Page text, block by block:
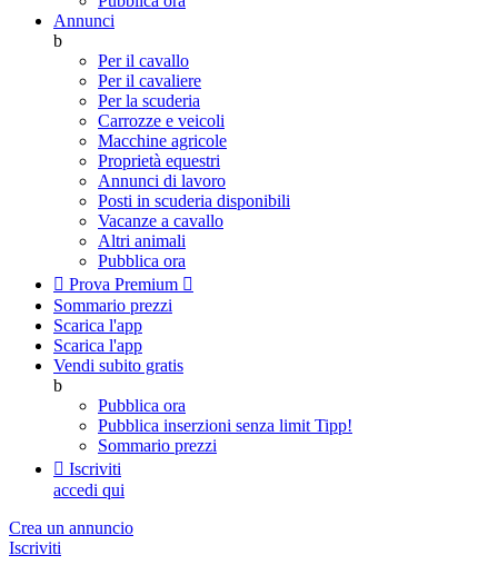
Annunci
b
Per il cavallo
Per il cavaliere
Per la scuderia
Carrozze e veicoli
Macchine agricole
Proprietà equestri
Annunci di lavoro
Posti in scuderia disponibili
Vacanze a cavallo
Altri animali
Pubblica ora
 Prova Premium 
Sommario prezzi
Scarica l'app
Scarica l'app
Vendi subito gratis
b
Pubblica ora
Pubblica inserzioni senza limit Tipp!
Sommario prezzi
 Iscriviti
accedi qui
Crea un annuncio
Iscriviti